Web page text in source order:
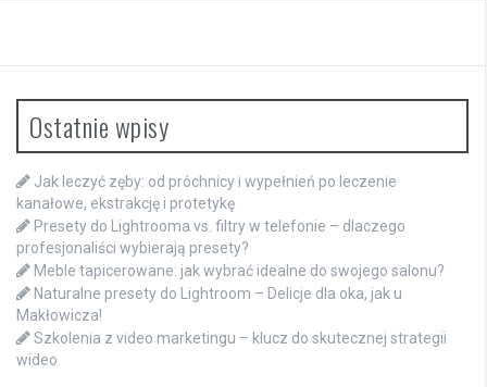
Ostatnie wpisy
Jak leczyć zęby: od próchnicy i wypełnień po leczenie
kanałowe, ekstrakcję i protetykę
Presety do Lightrooma vs. filtry w telefonie – dlaczego
profesjonaliści wybierają presety?
Meble tapicerowane: jak wybrać idealne do swojego salonu?
Naturalne presety do Lightroom – Delicje dla oka, jak u
Makłowicza!
Szkolenia z video marketingu – klucz do skutecznej strategii
wideo